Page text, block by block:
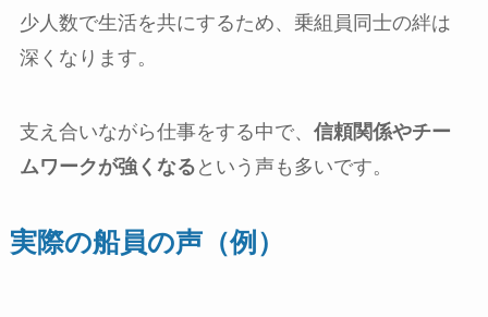
少人数で生活を共にするため、乗組員同士の絆は
深くなります。
支え合いながら仕事をする中で、 信頼関係やチー
ムワークが強くなる という声も多いです。
実際の船員の声（例）